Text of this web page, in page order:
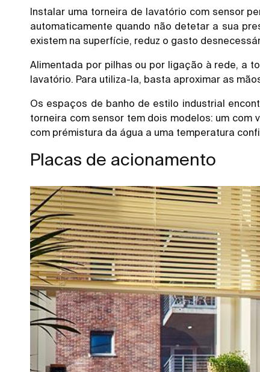
Instalar uma torneira de lavatório com sensor
automaticamente quando não detetar a sua
existem na superfície, reduz o gasto
Alimentada por pilhas ou por ligação à rede, a
lavatório. Para utiliza-la, basta aproximar as
Os espaços de banho de estilo industrial
torneira com sensor tem dois modelos: um com
com prémistura da água a uma temperatura
Placas de acionamento